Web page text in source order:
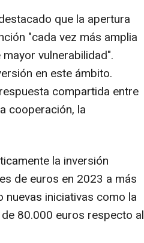
que la apertura
"cada vez más amplia
vulnerabilidad".
en este ámbito.
compartida entre
cooperación, la
la inversión
de euros en 2023 a más
iniciativas como la
80.000 euros respecto al